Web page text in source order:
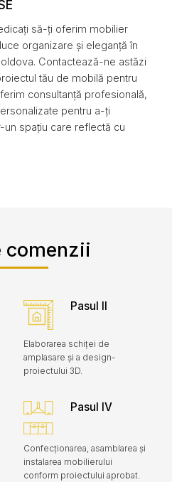
să-ți oferim mobilier
organizare și eleganță în
Contactează-ne astăzi
tău de mobilă pentru
consultanță profesională,
pentru a-ți
spațiu care reflectă cu
comenzii
Pasul II
Elaborarea schiței de
amplasare și a design-
proiectului 3D.
Pasul IV
Confecționarea, asamblarea și
instalarea mobilierului
conform proiectului aprobat.